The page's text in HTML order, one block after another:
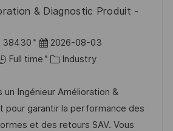
& Diagnostic Produit -
38430
P
o
t
e
d
2026-08-03
Full time
C
t
e
g
Industry
un Ingénieur Amélioration &
pour garantir la performance des
et des retours SAV. Vous